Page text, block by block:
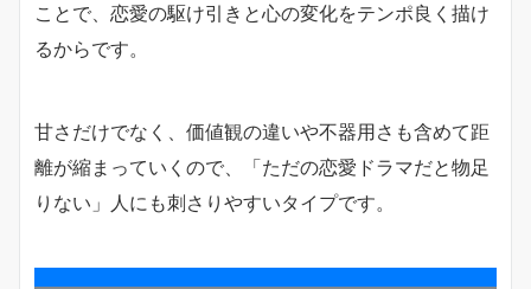
ことで、恋愛の駆け引きと心の変化をテンポ良く描け
るからです。
甘さだけでなく、価値観の違いや不器用さも含めて距
離が縮まっていくので、「ただの恋愛ドラマだと物足
りない」人にも刺さりやすいタイプです。